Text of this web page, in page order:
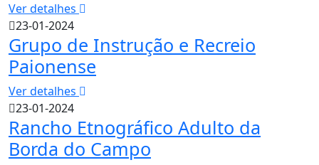
Ver detalhes
23-01-2024
Grupo de Instrução e Recreio
Paionense
Ver detalhes
23-01-2024
Rancho Etnográfico Adulto da
Borda do Campo